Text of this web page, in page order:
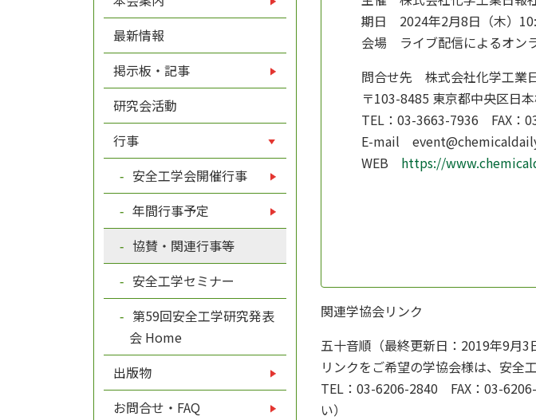
最新情報
掲示板・記事
研究会活動
行事
安全工学会開催行事
年間行事予定
協賛・関連行事等
安全工学セミナー
第59回安全工学研究発表
会 Home
出版物
お問合せ・FAQ
期日 2024年2月8日（木）
会場 ライブ配信によるオン
問合せ先 株式会社化学工業
〒103-8485 東京都中央区日
TEL：03-3663-7936 FAX：
E-mail
WEB https://
関連学協会リンク
五十音順（最終更新日：2019年9月3
リンクをご希望の学協会様は、安全
TEL：03-6206-2840 FAX：03-
い）